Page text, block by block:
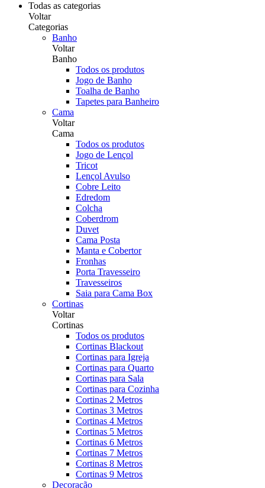
Todas as categorias
Voltar
Categorias
Banho
Voltar
Banho
Todos os produtos
Jogo de Banho
Toalha de Banho
Tapetes para Banheiro
Cama
Voltar
Cama
Todos os produtos
Jogo de Lençol
Tricot
Lençol Avulso
Cobre Leito
Edredom
Colcha
Coberdrom
Duvet
Cama Posta
Manta e Cobertor
Fronhas
Porta Travesseiro
Travesseiros
Saia para Cama Box
Cortinas
Voltar
Cortinas
Todos os produtos
Cortinas Blackout
Cortinas para Igreja
Cortinas para Quarto
Cortinas para Sala
Cortinas para Cozinha
Cortinas 2 Metros
Cortinas 3 Metros
Cortinas 4 Metros
Cortinas 5 Metros
Cortinas 6 Metros
Cortinas 7 Metros
Cortinas 8 Metros
Cortinas 9 Metros
Decoração